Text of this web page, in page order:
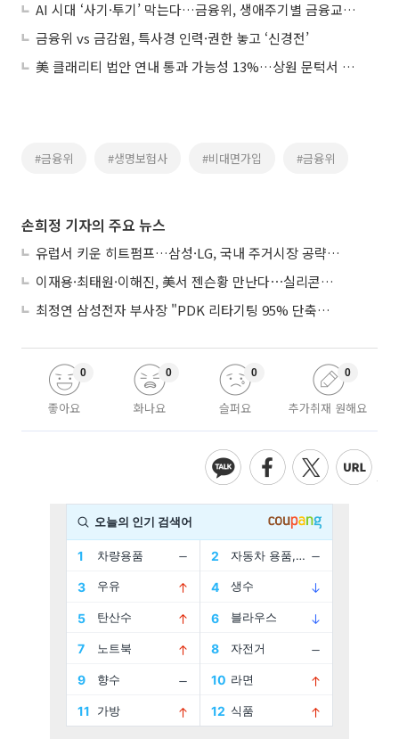
AI 시대 ‘사기·투기’ 막는다…금융위, 생애주기별 금융교육 개편
금융위 vs 금감원, 특사경 인력·권한 놓고 ‘신경전’
美 클래리티 법안 연내 통과 가능성 13%…상원 문턱서 제동
#금융위 #생명보험사 #비대면가입 #금융위
손희정 기자의 주요 뉴스
유럽서 키운 히트펌프…삼성·LG, 국내 주거시장 공략 ‘속도’
이재용·최태원·이해진, 美서 젠슨황 만난다⋯실리콘밸리 집결하는 AI리더
최정연 삼성전자 부사장 "PDK 리타기팅 95% 단축…에이전트 AI 시범 활용"
좋아요
0
화나요
0
슬퍼요
0
추가취재 원해요
0